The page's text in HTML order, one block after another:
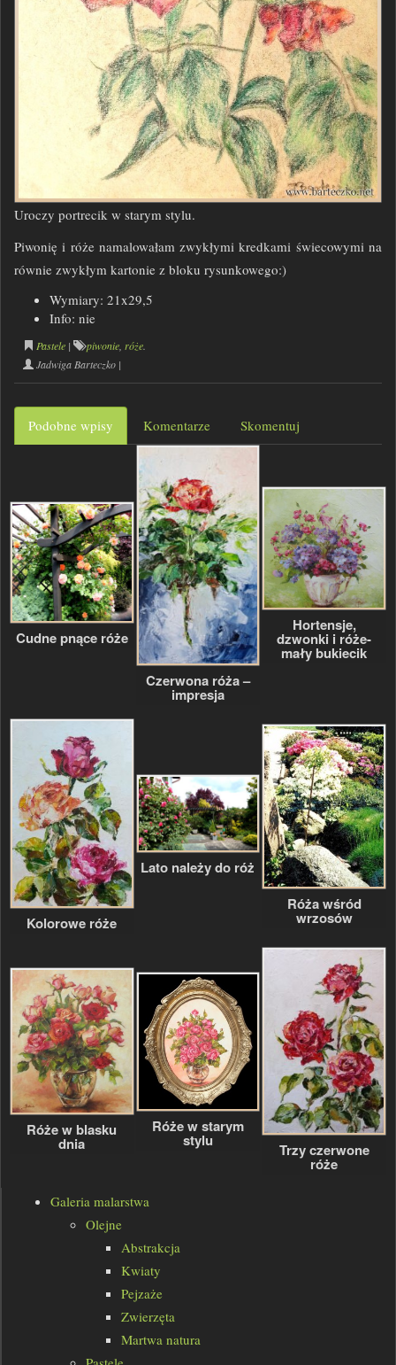
Uroczy portrecik w starym stylu.
Piwonię i róże namalowałam zwykłymi kredkami świecowymi na
równie zwykłym kartonie z bloku rysunkowego:)
Wymiary: 21x29,5
Info: nie
Pastele | piwonie, róże.
Jadwiga Barteczko |
Podobne wpisy Komentarze Skomentuj
Cudne pnące róże
Czerwona róża –
impresja
Hortensje,
dzwonki i róże-
mały bukiecik
Kolorowe róże
Lato należy do róż
Róża wśród
wrzosów
Róże w blasku
dnia
Róże w starym
stylu
Trzy czerwone
róże
Galeria malarstwa
Olejne
Abstrakcja
Kwiaty
Pejzaże
Zwierzęta
Martwa natura